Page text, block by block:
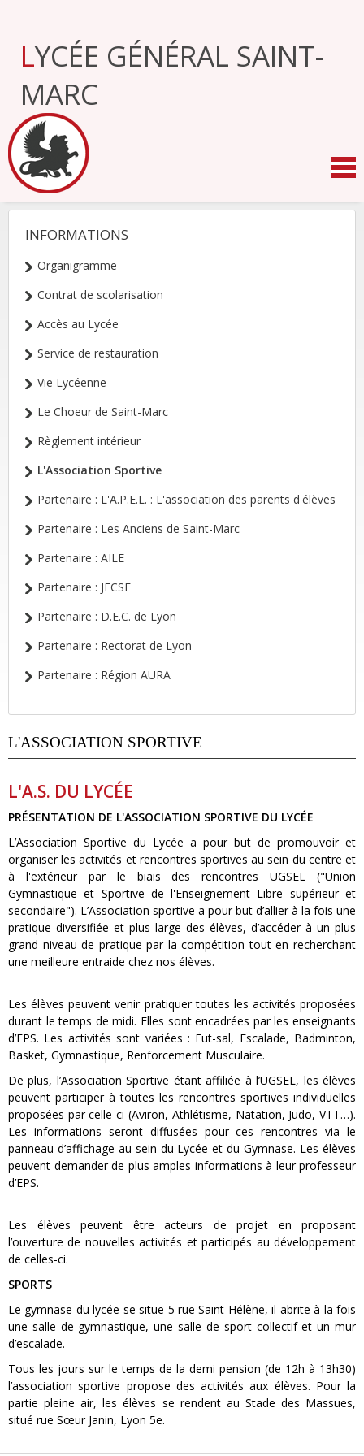
navigation
LYCÉE GÉNÉRAL SAINT-
MARC
NAVIGATION
INFORMATIONS
Organigramme
Contrat de scolarisation
Accès au Lycée
Service de restauration
Vie Lycéenne
Le Choeur de Saint-Marc
Règlement intérieur
L'Association Sportive
Partenaire : L'A.P.E.L. : L'association des parents d'élèves
Partenaire : Les Anciens de Saint-Marc
Partenaire : AILE
Partenaire : JECSE
Partenaire : D.E.C. de Lyon
Partenaire : Rectorat de Lyon
Partenaire : Région AURA
L'ASSOCIATION SPORTIVE
L'A.S. DU LYCÉE
PRÉSENTATION DE L'ASSOCIATION SPORTIVE DU LYCÉE
L’Association Sportive du Lycée a pour but de promouvoir et
organiser les activités et rencontres sportives au sein du centre et
à l'extérieur par le biais des rencontres UGSEL ("Union
Gymnastique et Sportive de l'Enseignement Libre supérieur et
secondaire"). L’Association sportive a pour but d’allier à la fois une
pratique diversifiée et plus large des élèves, d’accéder à un plus
grand niveau de pratique par la compétition tout en recherchant
une meilleure entraide chez nos élèves.
Les élèves peuvent venir pratiquer toutes les activités proposées
durant le temps de midi. Elles sont encadrées par les enseignants
d’EPS. Les activités sont variées : Fut-sal, Escalade, Badminton,
Basket, Gymnastique, Renforcement Musculaire.
De plus, l’Association Sportive étant affiliée à l’UGSEL, les élèves
peuvent participer à toutes les rencontres sportives individuelles
proposées par celle-ci (Aviron, Athlétisme, Natation, Judo, VTT…).
Les informations seront diffusées pour ces rencontres via le
panneau d’affichage au sein du Lycée et du Gymnase. Les élèves
peuvent demander de plus amples informations à leur professeur
d’EPS.
Les élèves peuvent être acteurs de projet en proposant
l’ouverture de nouvelles activités et participés au développement
de celles-ci.
SPORTS
Le gymnase du lycée se situe 5 rue Saint Hélène, il abrite à la fois
une salle de gymnastique, une salle de sport collectif et un mur
d’escalade.
Tous les jours sur le temps de la demi pension (de 12h à 13h30)
l’association sportive propose des activités aux élèves. Pour la
partie pleine air, les élèves se rendent au Stade des Massues,
situé rue Sœur Janin, Lyon 5e.